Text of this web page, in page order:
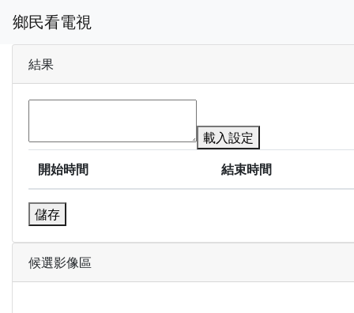
鄉民看電視
結果
載入設定
開始時間
結束時間
儲存
候選影像區